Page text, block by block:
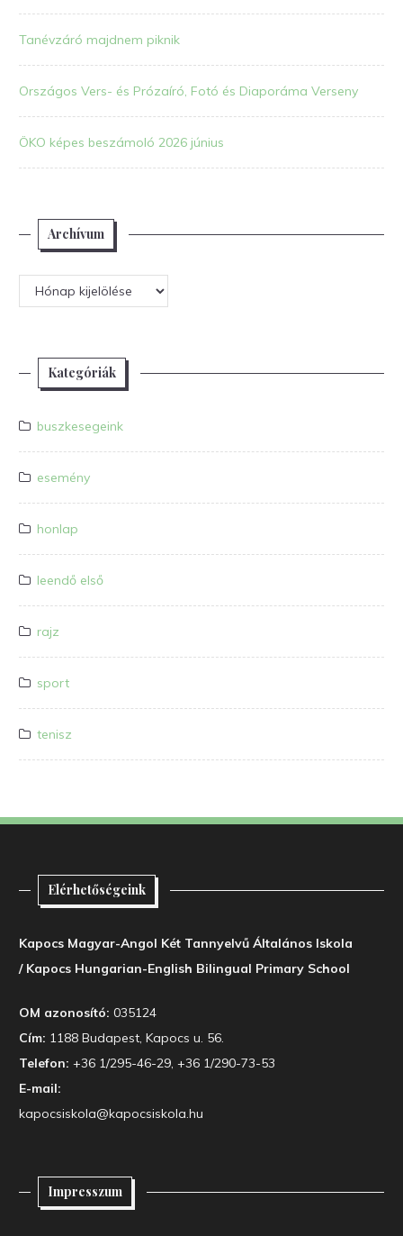
Tanévzáró majdnem piknik
Országos Vers- és Prózaíró, Fotó és Diaporáma Verseny
ÖKO képes beszámoló 2026 június
Archívum
Archívum
Kategóriák
buszkesegeink
esemény
honlap
leendő első
rajz
sport
tenisz
Elérhetőségeink
Kapocs Magyar-Angol Két Tannyelvű Általános Iskola
/ Kapocs Hungarian-English Bilingual Primary School
OM azonosító: 035124
Cím: 1188 Budapest, Kapocs u. 56.
Telefon: +36 1/295-46-29, +36 1/290-73-53
E-mail:
kapocsiskola@kapocsiskola.hu
Impresszum